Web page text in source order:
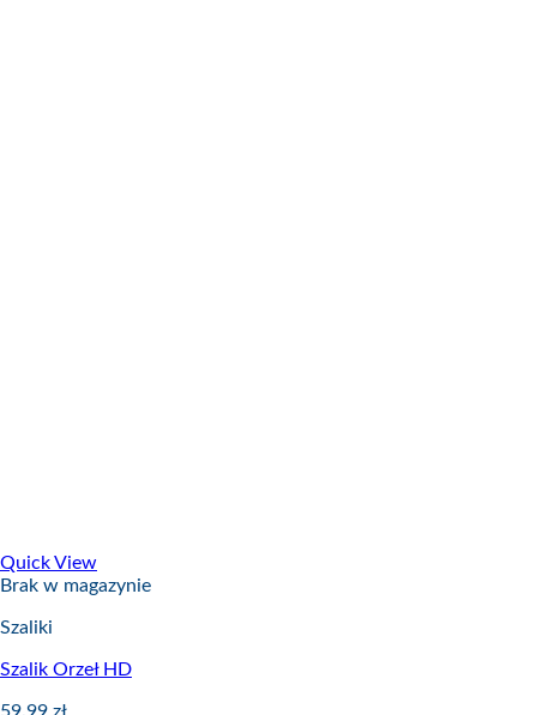
Quick View
Brak w magazynie
Szaliki
Szalik Orzeł HD